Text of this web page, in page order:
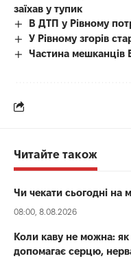
заїхав у тупик
В ДТП у Рівному
У Рівному згорів
Частина мешканців
Читайте також
Чи чекати сьогодні на
08:00, 8.08.2026
Коли каву не можна: як
допомагає серцю,